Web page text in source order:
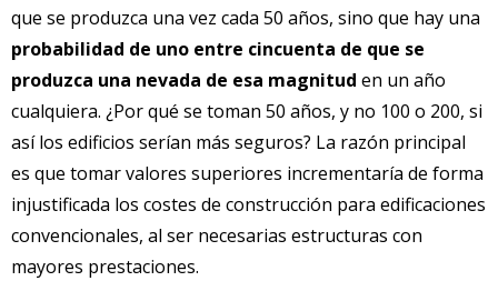
que se produzca una vez cada 50 años, sino que hay una
probabilidad de uno entre cincuenta de que se
produzca una nevada de esa magnitud en un año
cualquiera. ¿Por qué se toman 50 años, y no 100 o 200, si
así los edificios serían más seguros? La razón principal
es que tomar valores superiores incrementaría de forma
injustificada los costes de construcción para edificaciones
convencionales, al ser necesarias estructuras con
mayores prestaciones.